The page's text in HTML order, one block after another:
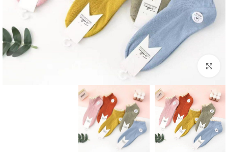
بزرگنمایی تصویر